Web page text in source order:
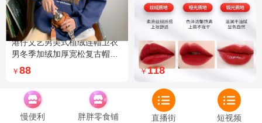
港仔文艺男美式植绒连帽卫衣
男冬季加绒加厚宽松复古帽衫
外套 XXL 加绒 5XL 灰色加绒
￥ 88
Dior迪奥全新烈艳蓝金口红品
牌授权经典藤格纹饰带丝绒质
地999色号传奇红唇哑光 哑光
￥118
慢便利 胖胖零食铺 直播街 短视频